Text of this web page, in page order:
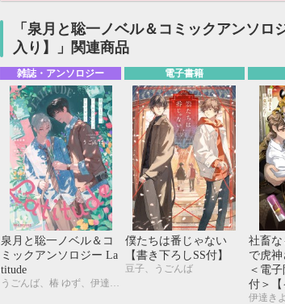
「泉月と聡一ノベル＆コミックアンソ
入り】」関連商品
雑誌・アンソロジー
泉月と聡一ノベル＆コ
ミックアンソロジー La
titude
電子書籍
僕たちは番じゃない
【書き下ろしSS付】
豆子、うごんば
社畜な
で虎
＜電
付＞【
伊達き
9月
TUE WED THU FRI SAT
1 2 3 4
5
8 9 10 11
12
15 16 17 18
19
22 23 24 25
26
28 29 30
SUN MON
4
5
11
12
18
19
26